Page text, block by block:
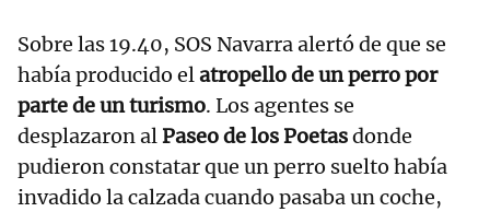
Sobre las 19.40, SOS Navarra alertó de que se
había producido elatropello de un perro por
parte de un turismo. Los agentes se
desplazaron alPaseo de los Poetasdonde
pudieron constatar que un perro suelto había
invadido la calzada cuando pasaba un coche,